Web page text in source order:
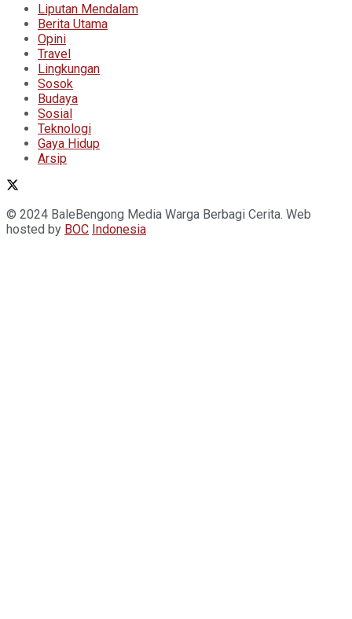
Liputan Mendalam
Berita Utama
Opini
Travel
Lingkungan
Sosok
Budaya
Sosial
Teknologi
Gaya Hidup
Arsip
© 2024 BaleBengong Media Warga Berbagi Cerita. Web
hosted by BOC Indonesia